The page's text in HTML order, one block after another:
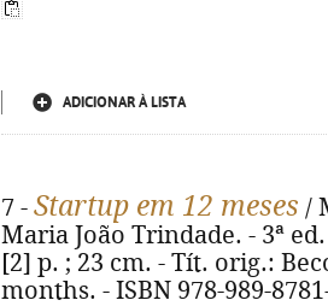
ADICIONAR À LISTA
7 - Startup em 12 meses /
Maria João Trindade. - 3ª
[2] p. ; 23 cm. - Tít. orig.:
months. - ISBN 978-989-